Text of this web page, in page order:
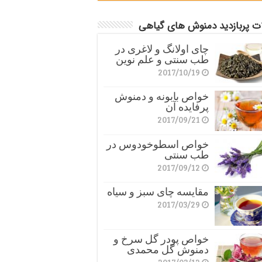
پربازدید دمنوش های گیاهی
چای اولانگ و لاغری در
طب سنتی و علم نوین
2017/10/19
خواص بابونه و دمنوش
پرفایده آن
2017/09/21
خواص اسطوخودوس در
طب سنتی
2017/09/12
مقایسه چای سبز و سیاه
2017/03/29
خواص پودر گل سرخ و
دمنوش گل محمدی